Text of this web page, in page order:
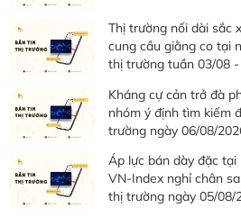
Thị trường nối dài sắc
cung cầu giằng co tại
thị trường tuần 03/08
Kháng cự cản trở đà
nhóm ý định tìm kiếm
trường ngày 06/08/
Áp lực bán dày đặc
VN-Index nghỉ chân
thị trường ngày 05/08/